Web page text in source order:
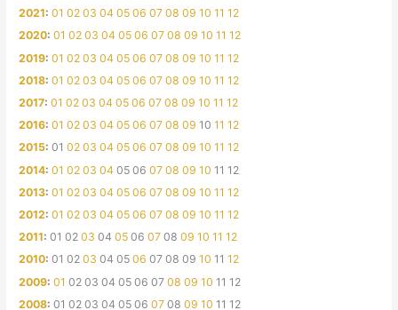
2021:01 02 03 04 05 06 07 08 09 10 11 12
2020:01 02 03 04 05 06 07 08 09 10 11 12
2019:01 02 03 04 05 06 07 08 09 10 11 12
2018:01 02 03 04 05 06 07 08 09 10 11 12
2017:01 02 03 04 05 06 07 08 09 10 11 12
2016:01 02 03 04 05 06 07 08 09 10 11 12
2015:01 02 03 04 05 06 07 08 09 10 11 12
2014:01 02 03 04 05 06 07 08 09 10 11 12
2013:01 02 03 04 05 06 07 08 09 10 11 12
2012:01 02 03 04 05 06 07 08 09 10 11 12
2011:01 02 03 04 05 06 07 08 09 10 11 12
2010:01 02 03 04 05 06 07 08 09 10 11 12
2009:01 02 03 04 05 06 07 08 09 10 11 12
2008:01 02 03 04 05 06 07 08 09 10 11 12